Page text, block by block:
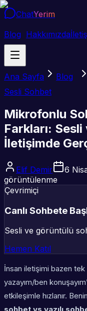
ChatYerim
Blog Hakkımızda
Ana Sayfa Blog
Sesli Sohbet
Mikrofonlu
Farkları:
İletişimde
Elif Demir 6
görüntülenme
Çevrimiçi
Canlı Sohbete
Sesli ve görüntülü
Hemen Katıl
İnsan iletişimi bazen
yazayım/ben
etkileşimle hızlanır.